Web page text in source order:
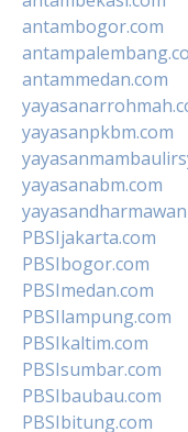
antambogor.com
antammedan.com
yayasanpkbm.com
yayasanabm.com
PBSIjakarta.com
PBSIbogor.com
PBSImedan.com
PBSIlampung.com
PBSIkaltim.com
PBSIsumbar.com
PBSIbaubau.com
PBSIbitung.com